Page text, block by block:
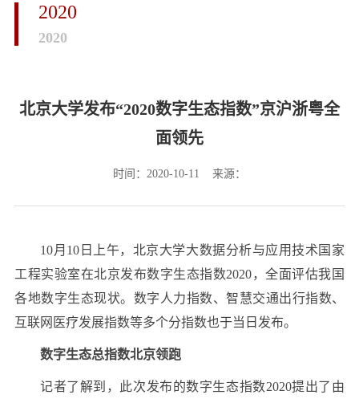
2020
2020
北京大学发布“2020数字生态指数”京沪浙粤全
面领先
时间：2020-10-11 来源：
10月10日上午，北京大学大数据分析与应用技术国家
工程实验室在北京发布数字生态指数2020，全面评估我国
各地数字生态现状。数字人力指数、智慧交通出行指数、
互联网医疗发展指数等多个分指数也于当日发布。
数字生态总指数北京领跑
记者了解到，此次发布的数字生态指数2020提出了由